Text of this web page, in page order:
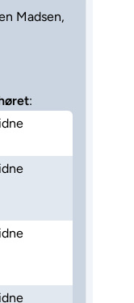
Madsen,
: